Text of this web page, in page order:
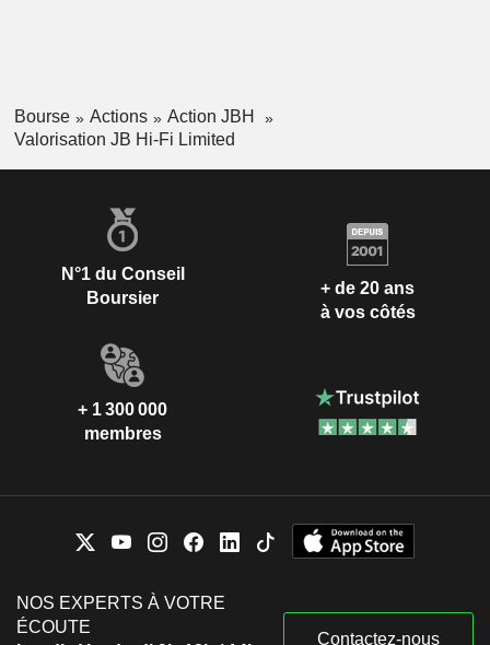
Bourse Actions
Action JBH
Valorisation JB Hi-Fi Limited
N°1 du Conseil
Boursier
+ de 20 ans
à vos côtés
+ 1 300 000
membres
NOS EXPERTS À VOTRE
ÉCOUTE
Contactez-nous